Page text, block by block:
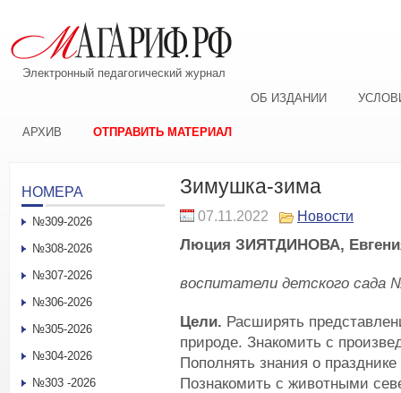
Электронный педагогический журнал
ОБ ИЗДАНИИ
АРХИВ ОТПРАВИТЬ МАТЕРИАЛ
Зимушка-зима
07.11.2022 Новости
Люция ЗИЯТДИНОВА,
воспитатели детского сада
Цели. Расширять
природе. Знакомить с
Пополнять знания о
Познакомить с животными
НОМЕРА
№309-2026
№308-2026
№307-2026
№306-2026
№305-2026
№304-2026
№303 -2026